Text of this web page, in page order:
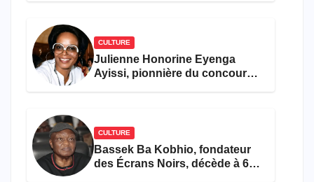
CULTURE
Julienne Honorine Eyenga
Ayissi, pionnière du concours
CULTURE
Bassek Ba Kobhio, fondateur
des Écrans Noirs, décède à 69